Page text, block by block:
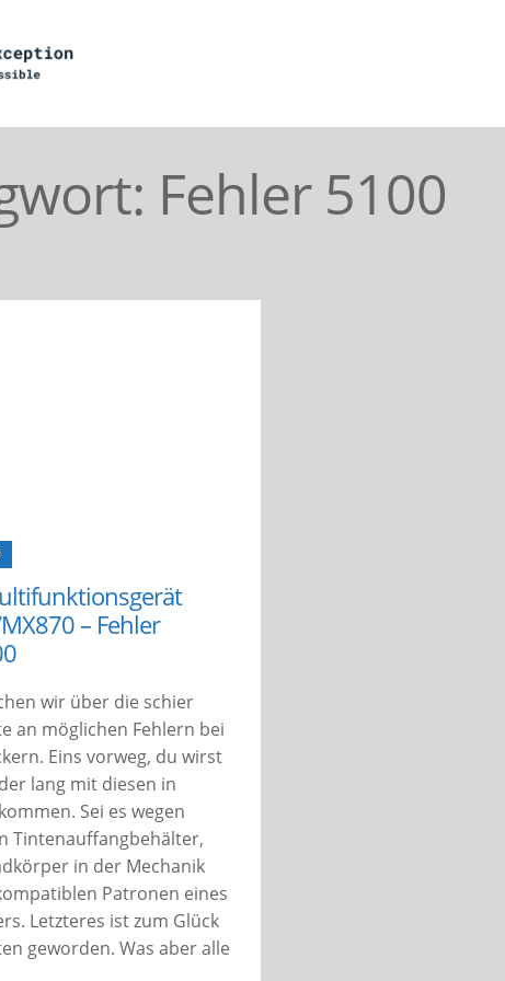
Fehler 5100
– Fehler
wir über die schier
an möglichen Fehlern bei
Eins vorweg, du wirst
lang mit diesen in
Sei es wegen
Tintenauffangbehälter,
in der Mechanik
Patronen eines
Letzteres ist zum Glück
geworden. Was aber alle